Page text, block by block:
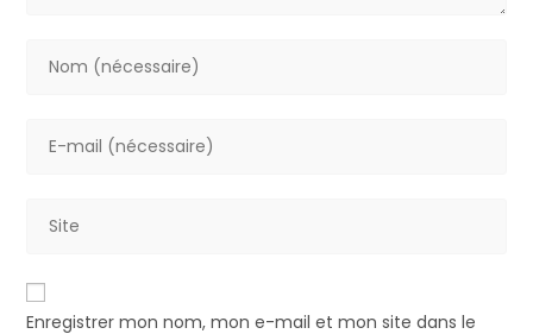
Enregistrer mon nom, mon e-mail et mon site dans le